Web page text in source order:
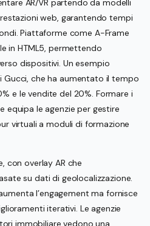
AR/VR partendo da modelli
web, garantendo tempi
Piattaforme come A-Frame
in HTML5, permettendo
dispositivi. Un esempio
Gucci, che ha aumentato il tempo
e le vendite del 20%. Formare i
equipa le agenzie per gestire
virtuali a moduli di formazione
con overlay AR che
su dati di geolocalizzazione.
l’engagement ma fornisce
iterativi. Le agenzie
immobiliare vedono una